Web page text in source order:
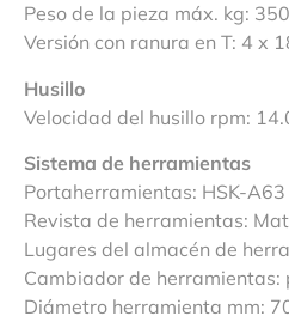
Peso de la pieza máx. kg: 350
Versión con ranura en T: 4 x
Husillo
Velocidad del husillo rpm:
Sistema de herramientas
Portaherramientas: HSK-A63
Revista de herramientas:
Lugares del almacén de
Cambiador de herramientas:
Diámetro herramienta mm: